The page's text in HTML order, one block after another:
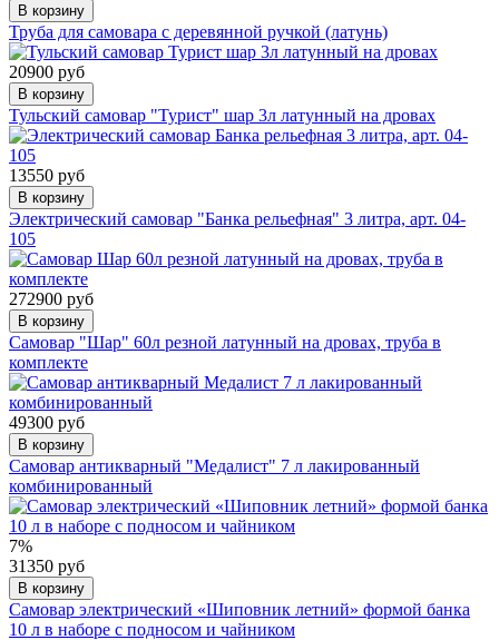
В корзину
Труба для самовара с деревянной ручкой (латунь)
20900 руб
В корзину
Тульский самовар "Турист" шар 3л латунный на дровах
13550 руб
В корзину
Электрический самовар "Банка рельефная" 3 литра, арт. 04-
105
272900 руб
В корзину
Самовар "Шар" 60л резной латунный на дровах, труба в
комплекте
49300 руб
В корзину
Самовар антикварный "Медалист" 7 л лакированный
комбинированный
7%
31350 руб
В корзину
Самовар электрический «Шиповник летний» формой банка
10 л в наборе с подносом и чайником